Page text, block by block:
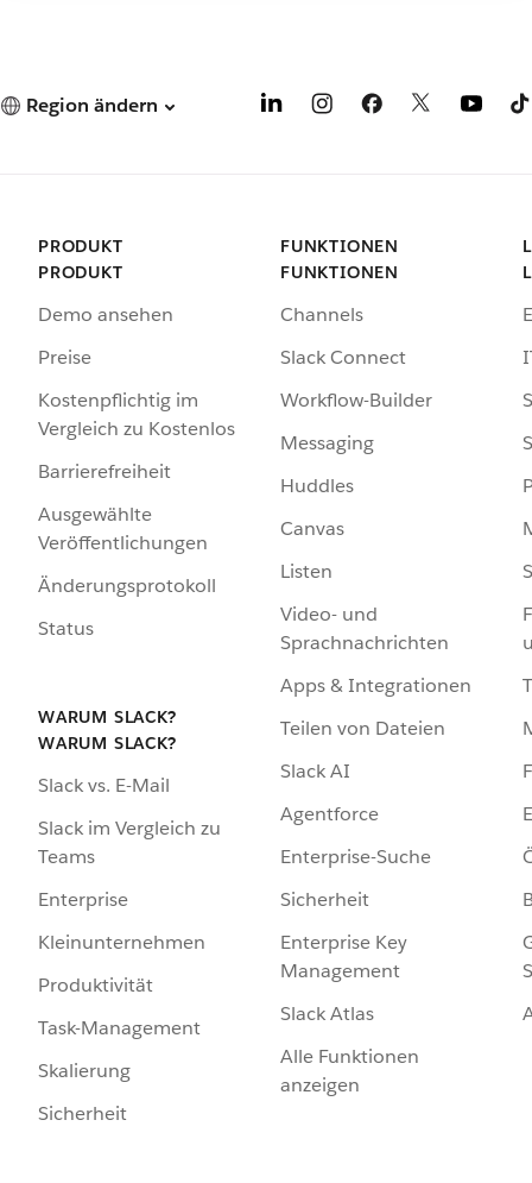
Region ändern
PRODUKT
PRODUKT
Demo ansehen
Preise
Kostenpflichtig im
Vergleich zu Kostenlos
Barrierefreiheit
Ausgewählte
Veröffentlichungen
Änderungsprotokoll
Status
WARUM SLACK?
WARUM SLACK?
Slack vs. E-Mail
Slack im Vergleich zu
Teams
Enterprise
Kleinunternehmen
Produktivität
Task-Management
Skalierung
Sicherheit
FUNKTIONEN
FUNKTIONEN
Channels
Slack Connect
Workflow-Builder
Messaging
Huddles
Canvas
Listen
Video- und
Sprachnachrichten
Apps & Integrationen
Teilen von Dateien
Slack AI
Agentforce
Enterprise-Suche
Sicherheit
Enterprise Key
Management
Slack Atlas
Alle Funktionen
anzeigen